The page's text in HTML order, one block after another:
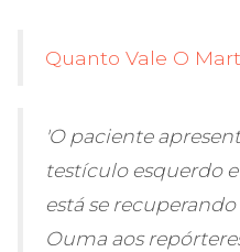
Quanto Vale O
'O paciente
testículo esquerdo
está se
Ouma aos